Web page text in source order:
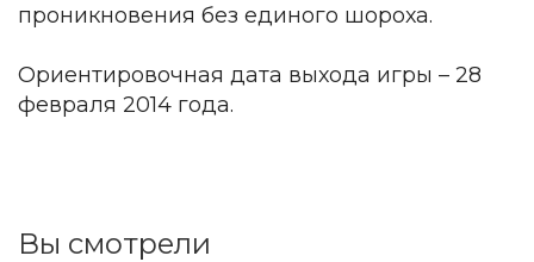
проникновения без единого шороха.
Ориентировочная дата выхода игры – 28
февраля 2014 года.
Вы смотрели